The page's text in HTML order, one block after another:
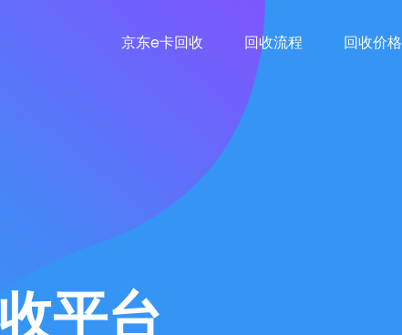
京东e卡回收 回收流程 回收价格
平台